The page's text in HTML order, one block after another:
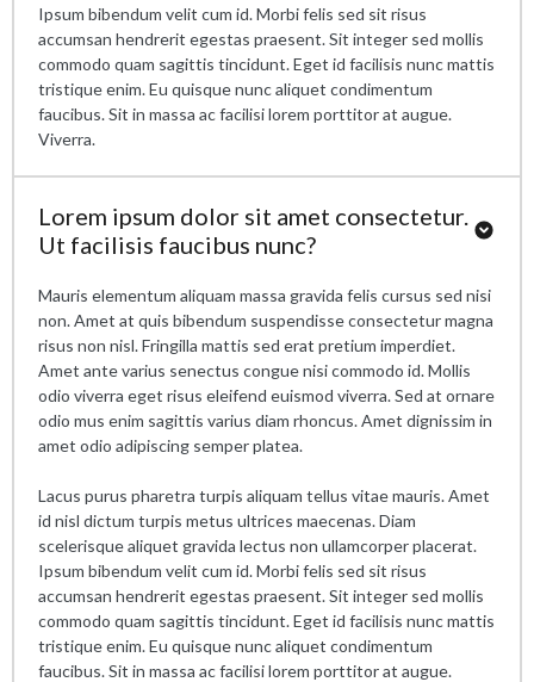
Ipsum bibendum velit cum id. Morbi felis sed sit risus
accumsan hendrerit egestas praesent. Sit integer sed mollis
commodo quam sagittis tincidunt. Eget id facilisis nunc mattis
tristique enim. Eu quisque nunc aliquet condimentum
faucibus. Sit in massa ac facilisi lorem porttitor at augue.
Viverra.
Lorem ipsum dolor sit amet consectetur.
Ut facilisis faucibus nunc?
Mauris elementum aliquam massa gravida felis cursus sed nisi
non. Amet at quis bibendum suspendisse consectetur magna
risus non nisl. Fringilla mattis sed erat pretium imperdiet.
Amet ante varius senectus congue nisi commodo id. Mollis
odio viverra eget risus eleifend euismod viverra. Sed at ornare
odio mus enim sagittis varius diam rhoncus. Amet dignissim in
amet odio adipiscing semper platea.
Lacus purus pharetra turpis aliquam tellus vitae mauris. Amet
id nisl dictum turpis metus ultrices maecenas. Diam
scelerisque aliquet gravida lectus non ullamcorper placerat.
Ipsum bibendum velit cum id. Morbi felis sed sit risus
accumsan hendrerit egestas praesent. Sit integer sed mollis
commodo quam sagittis tincidunt. Eget id facilisis nunc mattis
tristique enim. Eu quisque nunc aliquet condimentum
faucibus. Sit in massa ac facilisi lorem porttitor at augue.